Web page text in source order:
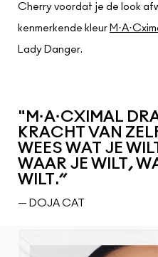
Cherry voordat je de look
kenmerkende kleur
Lady Danger.
"M·A·CXIMAL
KRACHT VAN
WEES WAT JE
WAAR JE WILT,
WILT.”
— DOJA CAT